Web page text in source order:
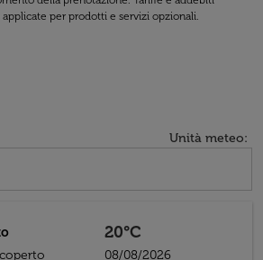
per prodotti e servizi opzionali.
Unità meteo:
20°C
08/08/2026